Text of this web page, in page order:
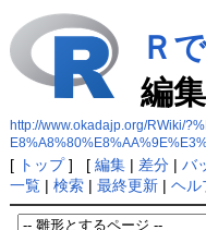
Ｒ
編集
http://www.okadajp.org/RWiki/
[ トップ] [ 編集| 差分| バ
一覧| 検索| 最終更新| ヘル